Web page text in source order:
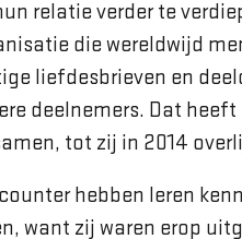
relatie verder te
die wereldwijd
liefdesbrieven en
deelnemers. Dat
tot zij in 2014
hebben leren
want zij waren erop